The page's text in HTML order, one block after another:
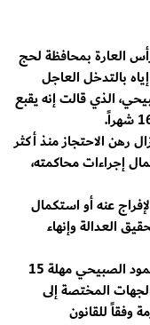
العارة بمحافظة لحج
بالتدخل العاجل
الذي قالت إنه يقبع
رهن الاحتجاز منذ أكثر
إجراءات محاكمته،
عنه أو استكمال
العدالة وإنهاء
وأعلنت قبائل الصبيحة أنها منحت الفريق محمود الصبيحي مهلة 15
المختصة إلى
وفقاً للقانون